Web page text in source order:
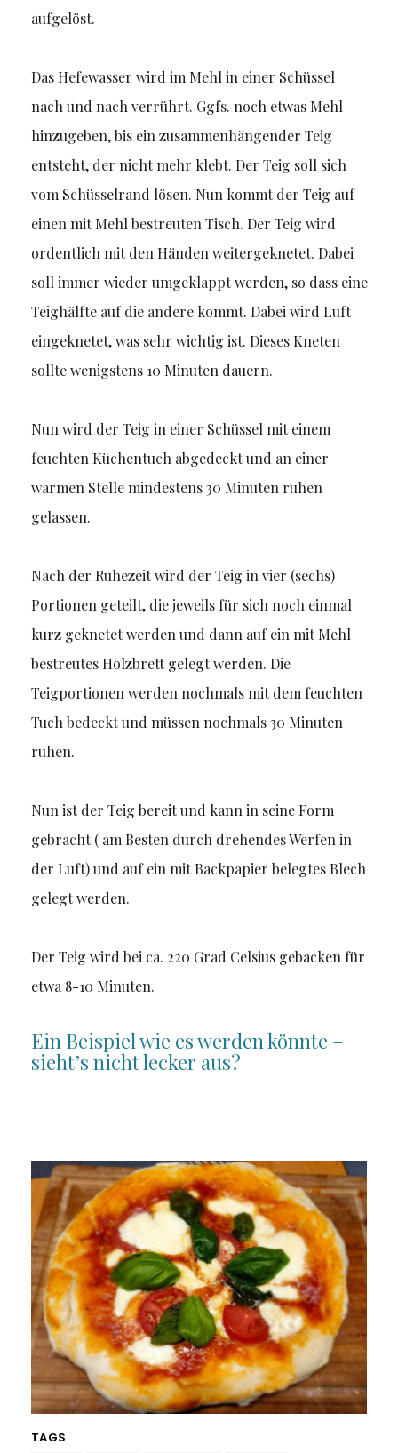
aufgelöst.
Das Hefewasser wird im Mehl in einer Schüssel
nach und nach verrührt. Ggfs. noch etwas Mehl
hinzugeben, bis ein zusammenhängender Teig
entsteht, der nicht mehr klebt. Der Teig soll sich
vom Schüsselrand lösen. Nun kommt der Teig auf
einen mit Mehl bestreuten Tisch. Der Teig wird
ordentlich mit den Händen weitergeknetet. Dabei
soll immer wieder umgeklappt werden, so dass eine
Teighälfte auf die andere kommt. Dabei wird Luft
eingeknetet, was sehr wichtig ist. Dieses Kneten
sollte wenigstens 10 Minuten dauern.
Nun wird der Teig in einer Schüssel mit einem
feuchten Küchentuch abgedeckt und an einer
warmen Stelle mindestens 30 Minuten ruhen
gelassen.
Nach der Ruhezeit wird der Teig in vier (sechs)
Portionen geteilt, die jeweils für sich noch einmal
kurz geknetet werden und dann auf ein mit Mehl
bestreutes Holzbrett gelegt werden. Die
Teigportionen werden nochmals mit dem feuchten
Tuch bedeckt und müssen nochmals 30 Minuten
ruhen.
Nun ist der Teig bereit und kann in seine Form
gebracht ( am Besten durch drehendes Werfen in
der Luft) und auf ein mit Backpapier belegtes Blech
gelegt werden.
Der Teig wird bei ca. 220 Grad Celsius gebacken für
etwa 8-10 Minuten.
Ein Beispiel wie es werden könnte –
sieht’s nicht lecker aus?
TAGS